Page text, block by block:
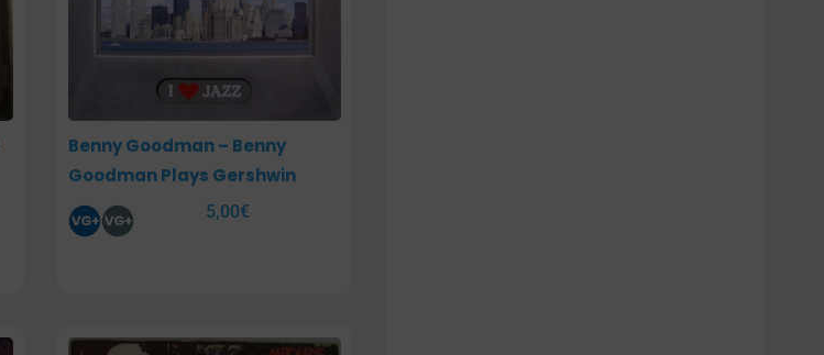
Benny Goodman – Benny
Goodman Plays Gershwin
5,00€